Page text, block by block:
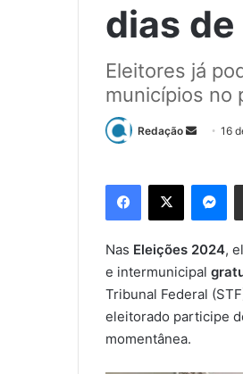
dias
Eleitores já
municípios no
Redação
m
e
-
m
16
Nas Eleições 2024,
e intermunicipal
Tribunal Federal
eleitorado participe
momentânea.